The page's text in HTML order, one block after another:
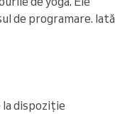
de programare. Iată
dispoziție